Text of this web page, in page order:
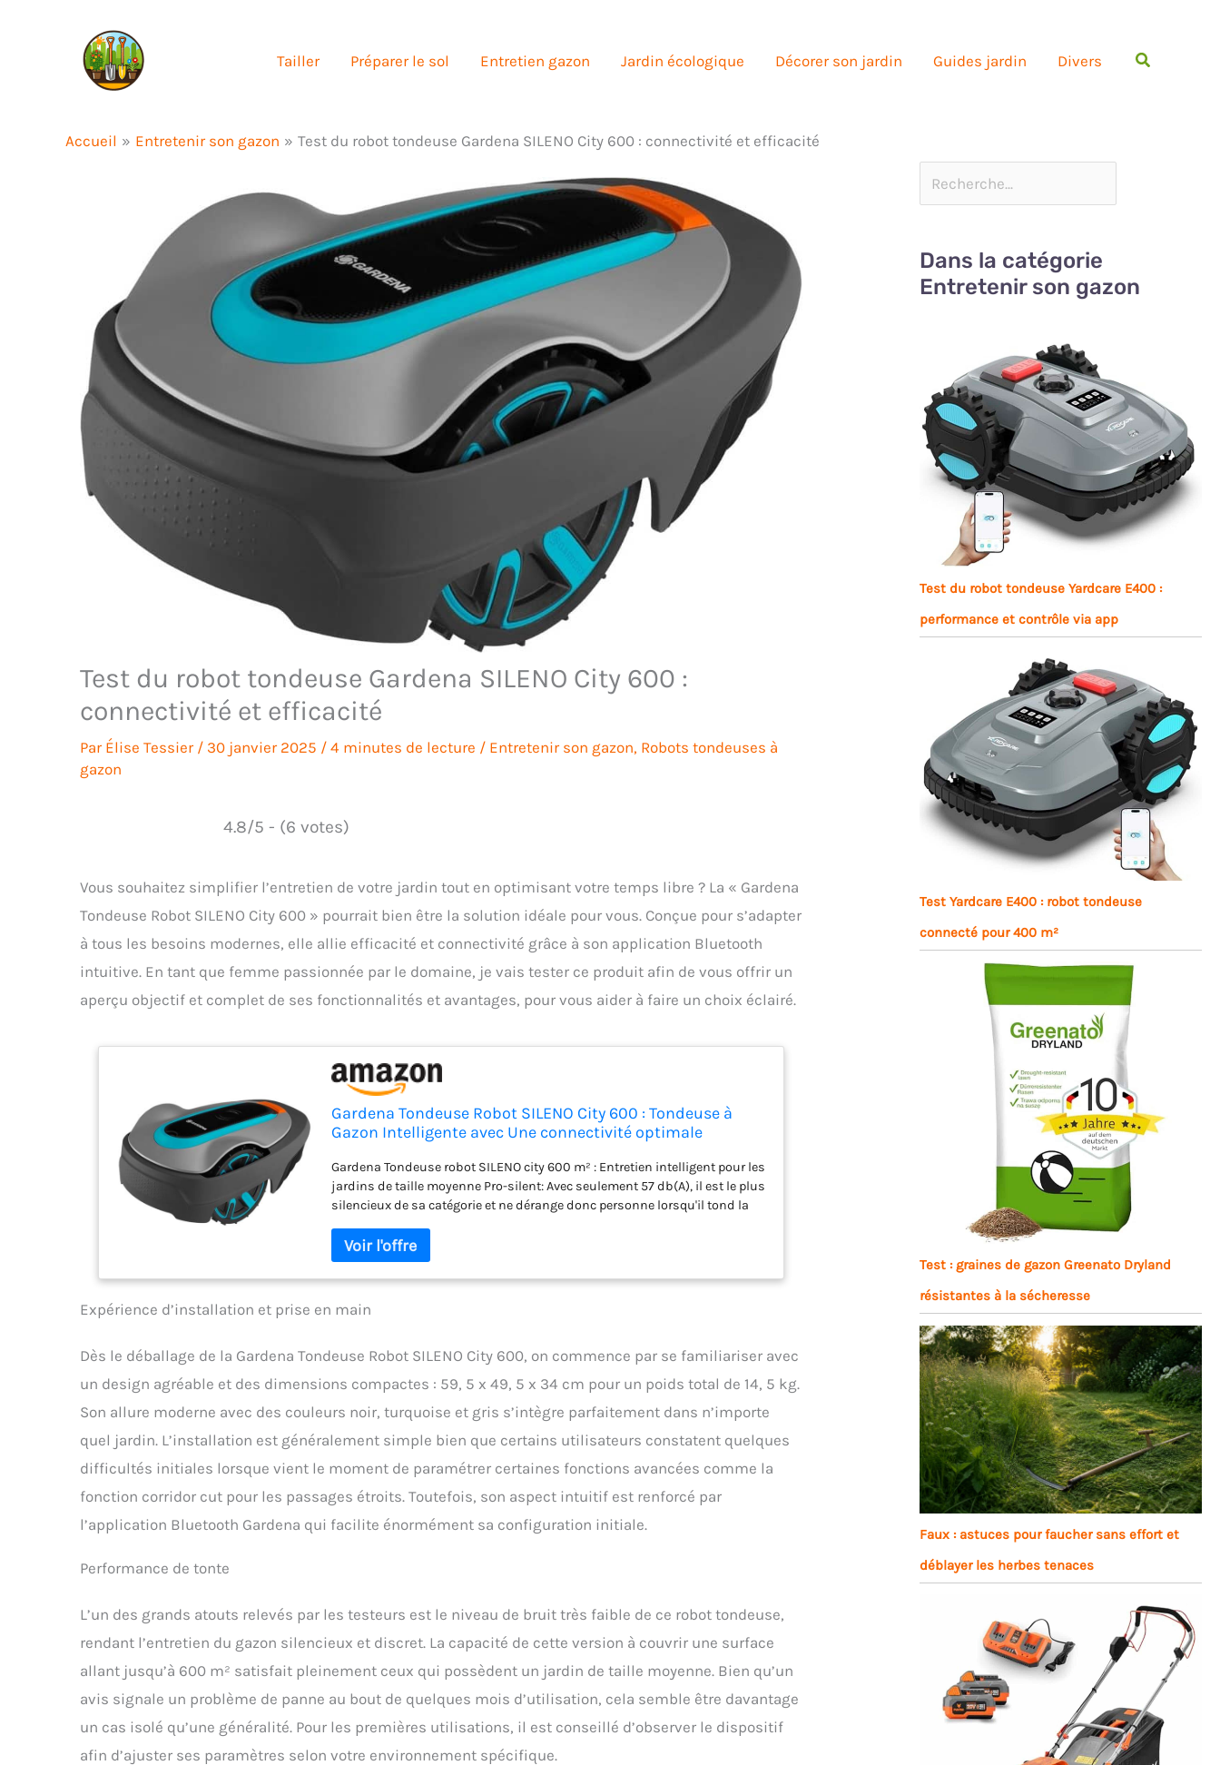
Tailler Préparer le sol Entretien gazon Jardin écologique Décorer son jardin Guides jardin Divers
Accueil Entretenir son gazon Test du robot tondeuse Gardena SILENO City 600 : connectivité et efficacité
Test du robot tondeuse Gardena SILENO City 600 :
connectivité et efficacité
Par Élise Tessier / 30 janvier 2025 / 4 minutes de lecture / Entretenir son gazon, Robots tondeuses à
gazon
4.8/5 - (6 votes)
Vous souhaitez simplifier l’entretien de votre jardin tout en optimisant votre temps libre ? La « Gardena
Tondeuse Robot SILENO City 600 » pourrait bien être la solution idéale pour vous. Conçue pour s’adapter
à tous les besoins modernes, elle allie efficacité et connectivité grâce à son application Bluetooth
intuitive. En tant que femme passionnée par le domaine, je vais tester ce produit afin de vous offrir un
aperçu objectif et complet de ses fonctionnalités et avantages, pour vous aider à faire un choix éclairé.
Gardena Tondeuse Robot SILENO City 600 : Tondeuse à
Gazon Intelligente avec Une connectivité optimale
FR/NL (15010-26)
Gardena Tondeuse robot SILENO city 600 m² : Entretien intelligent pour les
jardins de taille moyenne Pro-silent: Avec seulement 57 db(A), il est le plus
silencieux de sa catégorie et ne dérange donc personne lorsqu'il tond la
étroits et les coins exigus grâce à la fonction CorridorCut Auto Weather &
Terrain: Fonctionne par tous les temps, même sous la pluie, et sur des
terrains difficiles. En outre, il est lavable par projection d'eau, donc très
simple à nettoyer Contenu: 1 x tondeuse-robot SILENO city 600 m², 1 x
passerelle smart, 1 x station de charge, 200 m de câble de délimitation, 4 x
Expérience d’installation et prise en main
Dès le déballage de la Gardena Tondeuse Robot SILENO City 600, on commence par se familiariser avec
un design agréable et des dimensions compactes : 59, 5 x 49, 5 x 34 cm pour un poids total de 14, 5 kg.
Son allure moderne avec des couleurs noir, turquoise et gris s’intègre parfaitement dans n’importe
quel jardin. L’installation est généralement simple bien que certains utilisateurs constatent quelques
difficultés initiales lorsque vient le moment de paramétrer certaines fonctions avancées comme la
fonction corridor cut pour les passages étroits. Toutefois, son aspect intuitif est renforcé par
l’application Bluetooth Gardena qui facilite énormément sa configuration initiale.
Performance de tonte
L’un des grands atouts relevés par les testeurs est le niveau de bruit très faible de ce robot tondeuse,
rendant l’entretien du gazon silencieux et discret. La capacité de cette version à couvrir une surface
allant jusqu’à 600 m² satisfait pleinement ceux qui possèdent un jardin de taille moyenne. Bien qu’un
avis signale un problème de panne au bout de quelques mois d’utilisation, cela semble être davantage
un cas isolé qu’une généralité. Pour les premières utilisations, il est conseillé d’observer le dispositif
afin d’ajuster ses paramètres selon votre environnement spécifique.
Dans la catégorie
Entretenir son gazon
Test du robot tondeuse Yardcare E400 :
performance et contrôle via app
Test Yardcare E400 : robot tondeuse
connecté pour 400 m²
Test : graines de gazon Greenato Dryland
résistantes à la sécheresse
Faux : astuces pour faucher sans effort et
déblayer les herbes tenaces